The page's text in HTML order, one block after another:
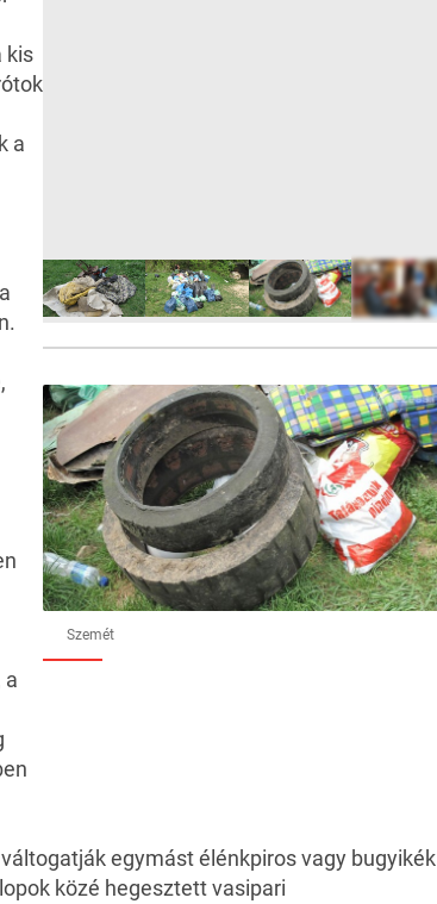
Szemét
kis
a
a
egymást élénkpiros vagy bugyikék
közé hegesztett vasipari